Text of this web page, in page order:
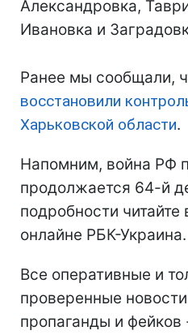
Александровка,
Ивановка и
Ранее мы сообщали,
восстановили
Харьковской области.
Напомним, война РФ
продолжается 64-й
подробности читайте
онлайне РБК-Украина.
Все оперативные и
проверенные
пропаганды и